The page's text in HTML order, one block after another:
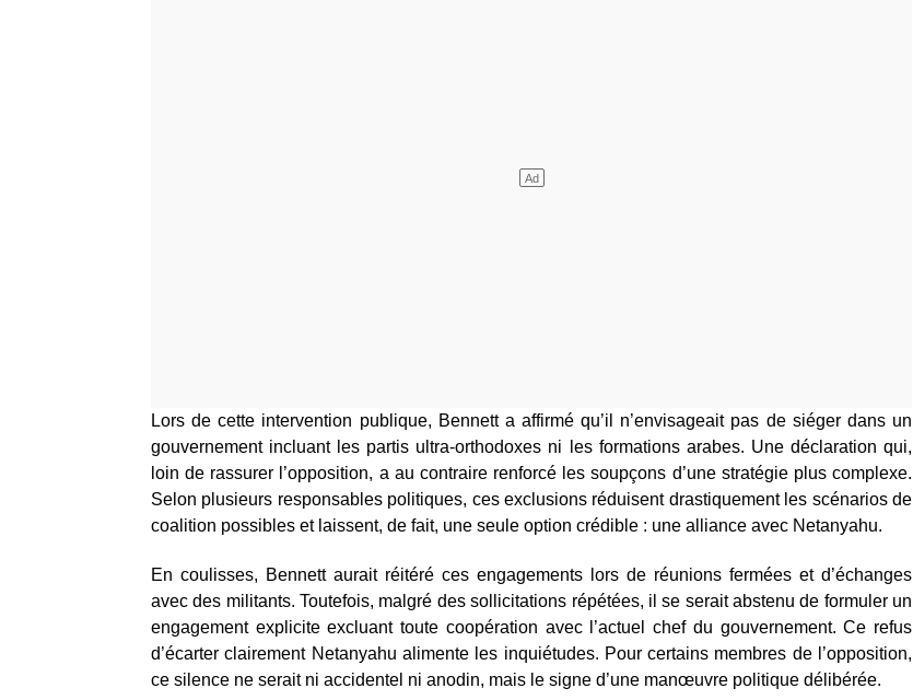
Lors de cette intervention publique, Bennett a affirmé qu’il n’envisageait pas de siéger dans un
gouvernement incluant les partis ultra-orthodoxes ni les formations arabes. Une déclaration qui,
loin de rassurer l’opposition, a au contraire renforcé les soupçons d’une stratégie plus complexe.
Selon plusieurs responsables politiques, ces exclusions réduisent drastiquement les scénarios de
coalition possibles et laissent, de fait, une seule option crédible : une alliance avec Netanyahu.
En coulisses, Bennett aurait réitéré ces engagements lors de réunions fermées et d’échanges
avec des militants. Toutefois, malgré des sollicitations répétées, il se serait abstenu de formuler un
engagement explicite excluant toute coopération avec l’actuel chef du gouvernement. Ce refus
d’écarter clairement Netanyahu alimente les inquiétudes. Pour certains membres de l’opposition,
ce silence ne serait ni accidentel ni anodin, mais le signe d’une manœuvre politique délibérée.